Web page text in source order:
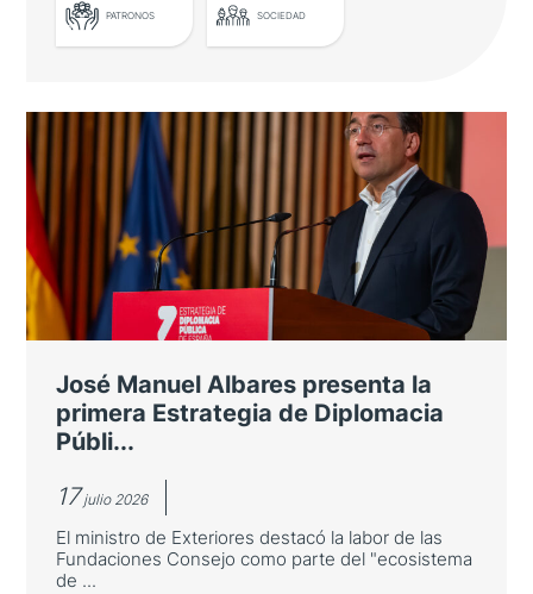
PATRONOS SOCIEDAD
Casa Asia celebra su ceremonia de
entrega de premios
Entre los galardonados se encuentra el
Barcelona Supercomputing Center por su
cooperación científica con Japón
José Manuel Albares presenta la
primera Estrategia de Diplomacia
Públi...
17julio 2026
El ministro de Exteriores destacó la labor de las
Fundaciones Consejo como parte del "ecosistema
de ...